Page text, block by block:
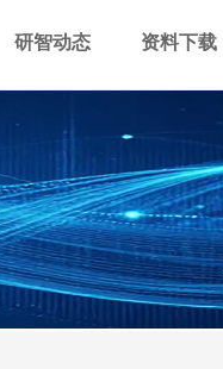
研智动态 资料下载